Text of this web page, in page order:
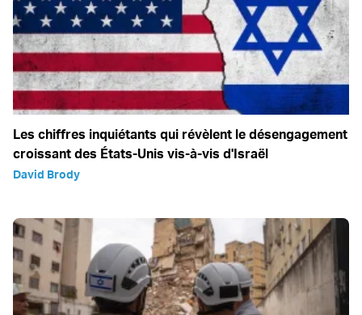
Les chiffres inquiétants qui révèlent le désengagement
croissant des États-Unis vis-à-vis d'Israël
David Brody